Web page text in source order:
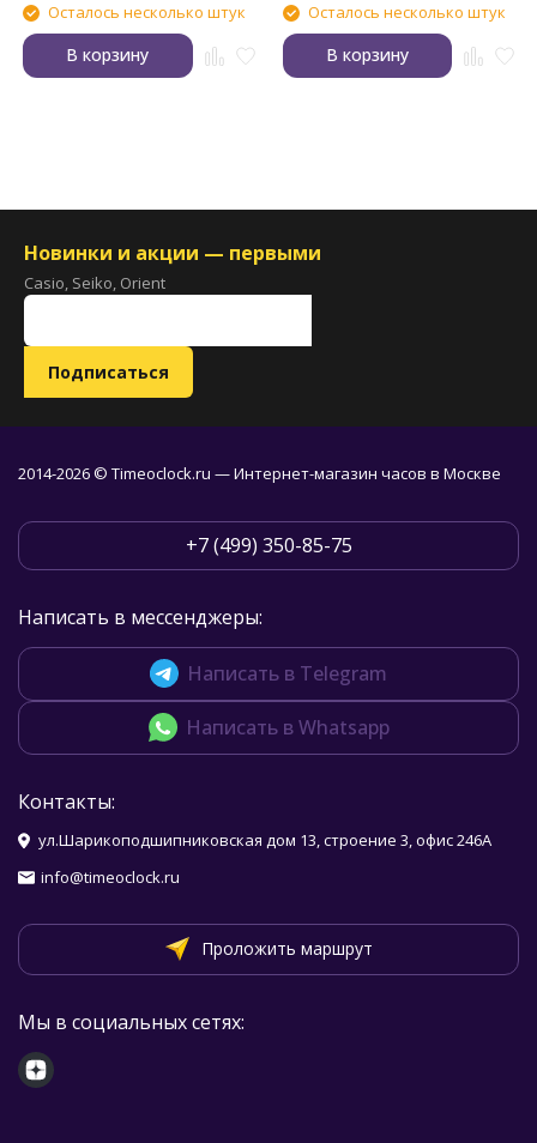
Осталось несколько штук
В корзину
Осталось несколько штук
В корзину
Новинки и акции — первыми
Casio, Seiko, Orient
2014-2026 © Timeoclock.ru — Интернет-магазин часов в Москве
+7 (499) 350-85-75
Написать в мессенджеры:
Написать в Telegram
Написать в Whatsapp
Контакты:
ул.Шарикоподшипниковская дом 13, строение 3, офис 246А
info@timeoclock.ru
Проложить маршрут
Мы в социальных сетях: